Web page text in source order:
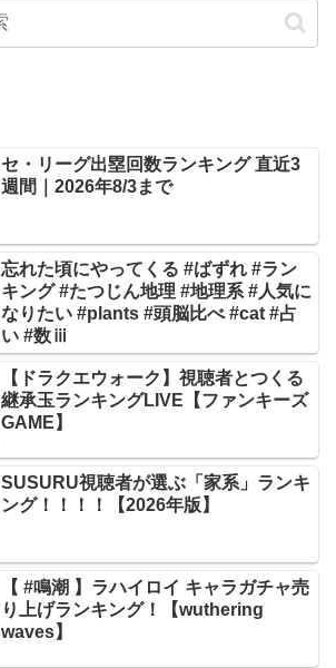
セ・リーグ出塁回数ランキング 直近3
週間｜2026年8/3まで
忘れた頃にやってくる #ばずれ #ラン
キング #たつじん地理 #地理系 #人気に
なりたい #plants #頭脳比べ #cat #占
い #数ⅲ
【ドラクエウォーク】視聴者とつくる
継承玉ランキングLIVE【ファンキーズ
GAME】
SUSURU視聴者が選ぶ「家系」ランキ
ング！！！！【2026年版】
【 #鳴潮 】ラハイロイ キャラガチャ売
り上げランキング！【wuthering
waves】